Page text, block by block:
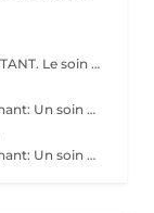
Le soin KOBIDO pour le visage est un soin LIFTANT. Le soin dure 1h15, et vous permettra de lifter complètement votre visage. Il est idéal de venir démaquillé pour commencer ce rituel. La praticienne commencera par un enchaînement de serviettes chaudes, puis viendra stimuler les cellules avec un instrument le RIDOKI. Suivi d'un massage doux avec des techniques de massage spécifiques au Kobido. Puis elle effectura des points de pressions sur les méridiens, pour terminer avec un passage au ROULEAU DE JADE. Laissez-vous porter par ce rituel anti-âge d'exeption à la fois relaxant et liftant.
Une bulle de bien-être enveloppante comprenant: Un soin du visage nettoyant et hydratant d'une durée de 60 minutes. (Démaquillage, gommage, extraction des comédons, massage visage, masque et crème de soin) Une manucure ( Limage, la pousse et coupe des cuticules, gommage et massage avec crème de soin. Base transparente comprise si souhaitée) Un massage relaxant des pieds ou des mains d'une durée de 20 minutes
Une bulle de bien-être enveloppante comprenant: Un soin visage éclat d'une durée de 50 minutes adapté à votre type de peau (Nettoyage, gommage, extraction des comédons, massage visage, masque et crème de soin) Un massage relaxant du dos d'une durée de 20 minutes. Une manucure ( Limage, la pousse et coupe des cuticules, gommage et massage avec crème de soin)